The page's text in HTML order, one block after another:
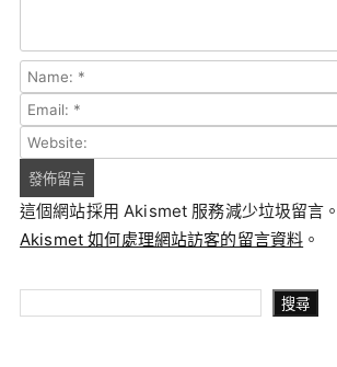
這個網站採用 Akismet 服務減少垃圾留言。
Akismet 如何處理網站訪客的留言資料 。
搜尋